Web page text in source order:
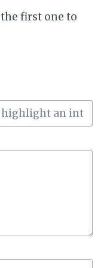
first one to